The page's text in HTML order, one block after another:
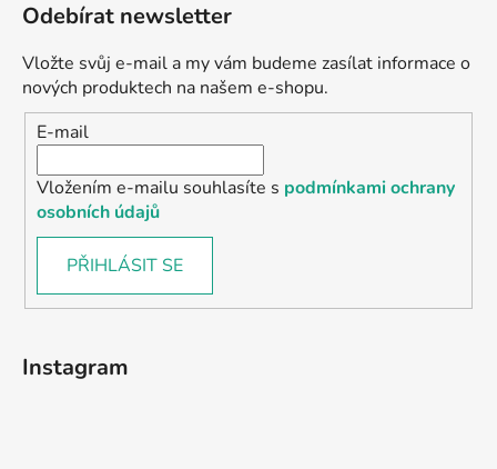
Odebírat newsletter
Vložte svůj e-mail a my vám budeme zasílat informace o
nových produktech na našem e-shopu.
E-mail
Vložením e-mailu souhlasíte s podmínkami ochrany
osobních údajů
PŘIHLÁSIT SE
Instagram